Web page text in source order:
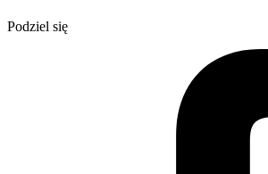
Podziel się